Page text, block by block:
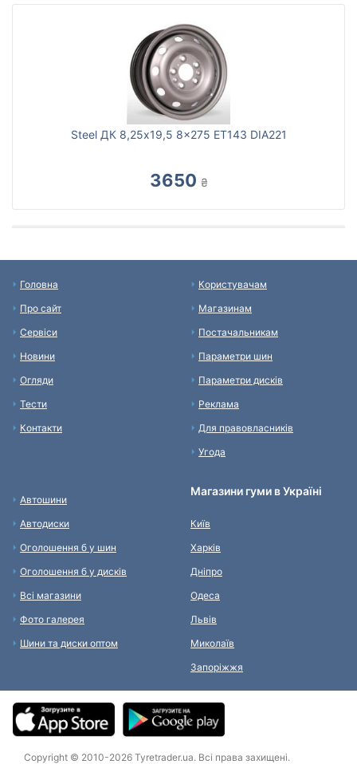
Steel ДК 8,25x19,5 8x275 ET143 DIA221
3650 ₴
Головна
Про сайт
Сервіси
Новини
Огляди
Тести
Контакти
Користувачам
Магазинам
Постачальникам
Параметри шин
Параметри дисків
Реклама
Для правовласників
Угода
Автошини
Автодиски
Оголошення б у шин
Оголошення б у дисків
Всі магазини
Фото галерея
Шини та диски оптом
Магазини гуми в Україні
Київ
Харків
Дніпро
Одеса
Львів
Миколаїв
Запоріжжя
Copyright © 2010-2026 Tyretrader.ua. Всі права захищені.